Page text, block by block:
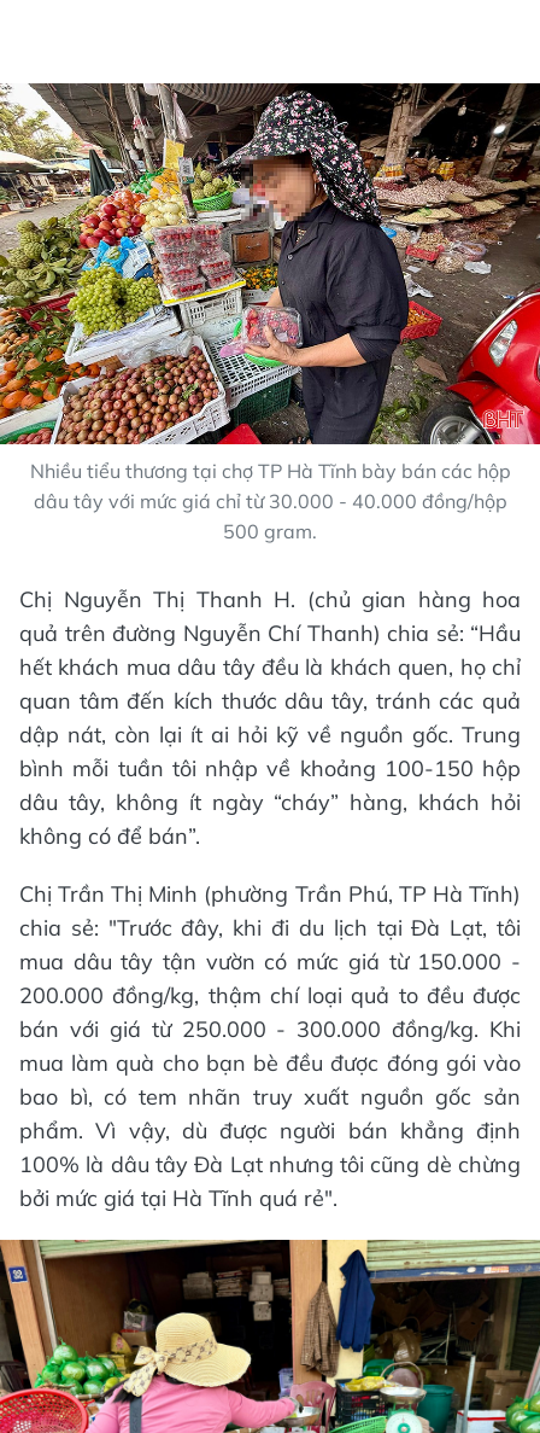
Nhiều tiểu thương tại chợ TP Hà Tĩnh bày bán các hộp
dâu tây với mức giá chỉ từ 30.000 - 40.000 đồng/hộp
500 gram.
Chị Nguyễn Thị Thanh H. (chủ gian hàng hoa
quả trên đường Nguyễn Chí Thanh) chia sẻ: “Hầu
hết khách mua dâu tây đều là khách quen, họ chỉ
quan tâm đến kích thước dâu tây, tránh các quả
dập nát, còn lại ít ai hỏi kỹ về nguồn gốc. Trung
bình mỗi tuần tôi nhập về khoảng 100-150 hộp
dâu tây, không ít ngày “cháy” hàng, khách hỏi
không có để bán”.
Chị Trần Thị Minh (phường Trần Phú, TP Hà Tĩnh)
chia sẻ: "Trước đây, khi đi du lịch tại Đà Lạt, tôi
mua dâu tây tận vườn có mức giá từ 150.000 -
200.000 đồng/kg, thậm chí loại quả to đều được
bán với giá từ 250.000 - 300.000 đồng/kg. Khi
mua làm quà cho bạn bè đều được đóng gói vào
bao bì, có tem nhãn truy xuất nguồn gốc sản
phẩm. Vì vậy, dù được người bán khẳng định
100% là dâu tây Đà Lạt nhưng tôi cũng dè chừng
bởi mức giá tại Hà Tĩnh quá rẻ".